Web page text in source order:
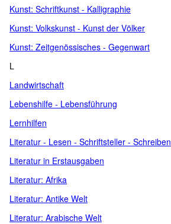
Kunst: Schriftkunst - Kalligraphie
Kunst: Volkskunst - Kunst der Völker
Kunst: Zeitgenössisches - Gegenwart
L
Landwirtschaft
Lebenshilfe - Lebensführung
Lernhilfen
Literatur - Lesen - Schriftsteller - Schreiben
Literatur in Erstausgaben
Literatur: Afrika
Literatur: Antike Welt
Literatur: Arabische Welt